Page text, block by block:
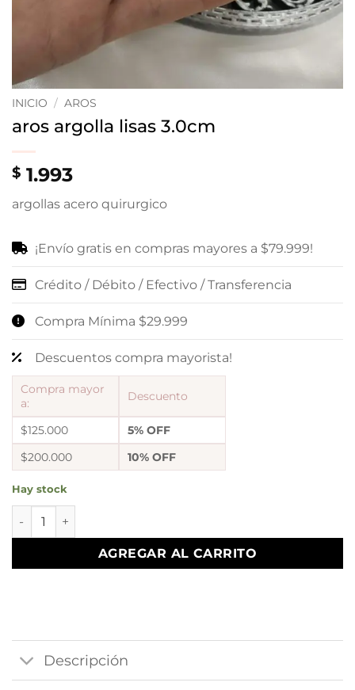
INICIO / AROS
aros argolla lisas 3.0cm
$ 1.993
argollas acero quirurgico
¡Envío gratis en compras mayores a $79.999!
Crédito / Débito / Efectivo / Transferencia
Compra Mínima $29.999
Descuentos compra mayorista!
Compra mayor
a:
Descuento
$125.000
5% OFF
$200.000
10% OFF
Hay stock
aros argolla lisas 3.0cm cantidad
AGREGAR AL CARRITO
Descripción